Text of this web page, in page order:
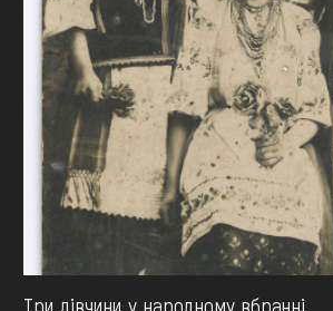
Три дівчини у народному вбранні